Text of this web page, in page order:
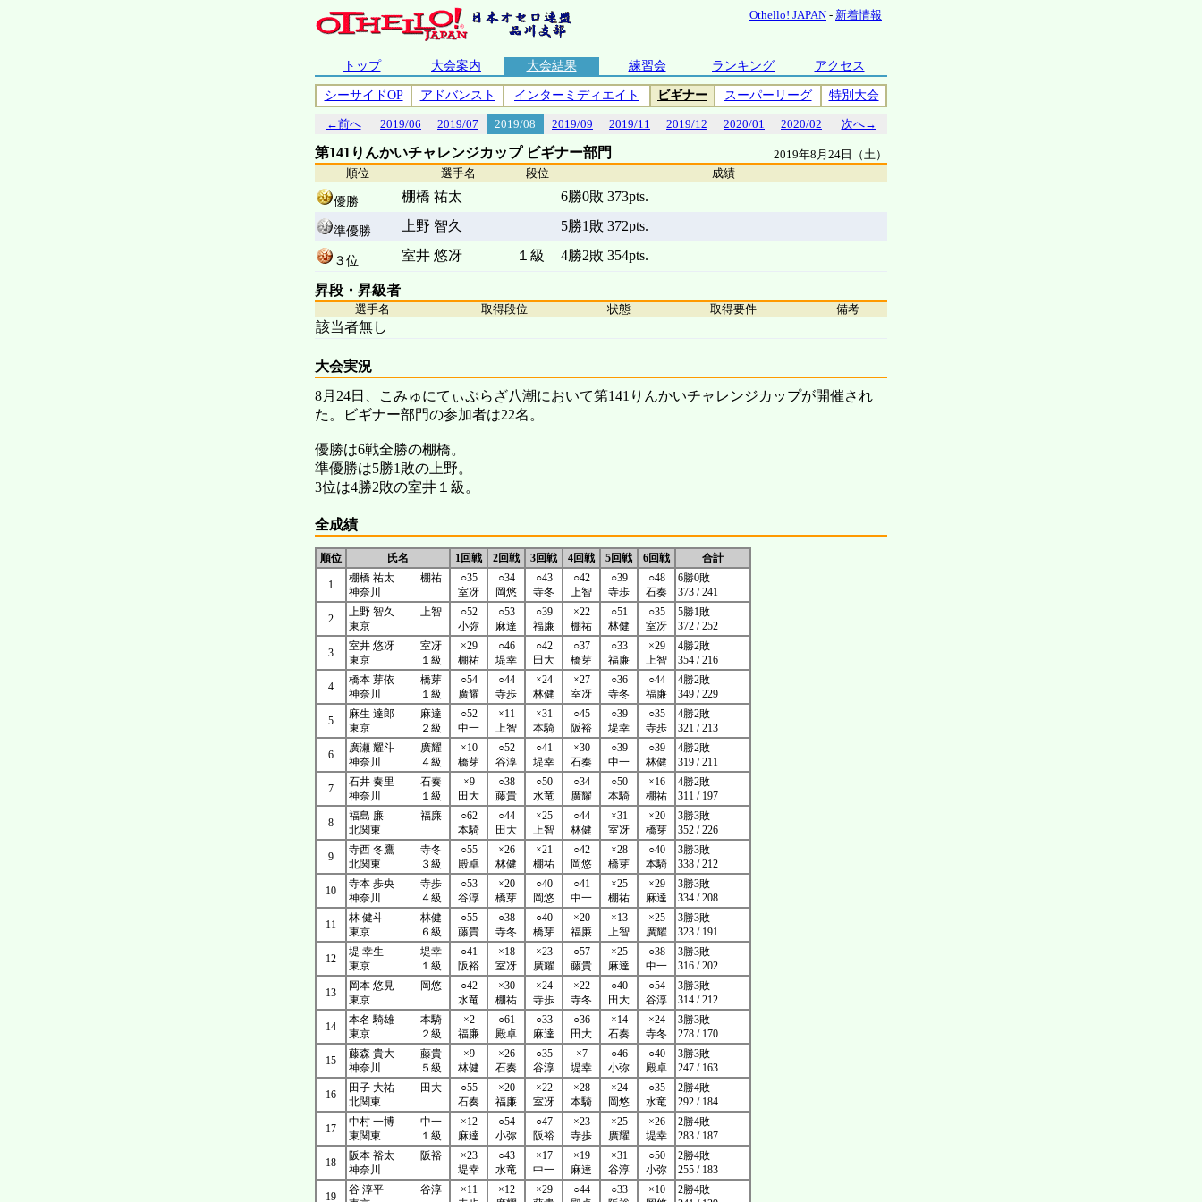
Othello! JAPAN - 新着情報
トップ 大会案内 大会結果 練習会 ランキング アクセス
シーサイドOP アドバンスト インターミディエイト ビギナー スーパーリーグ 特別大会
←前へ 2019/06 2019/07 2019/08 2019/09 2019/11 2019/12 2020/01 2020/02 次へ→
2019年8月24日（土）
第141りんかいチャレンジカップ ビギナー部門
順位 選手名 段位 成績
優勝 棚橋 祐太 6勝0敗 373pts.
準優勝 上野 智久 5勝1敗 372pts.
３位 室井 悠冴 １級 4勝2敗 354pts.
昇段・昇級者
選手名 取得段位 状態 取得要件 備考
該当者無し
大会実況
8月24日、こみゅにてぃぷらざ八潮において第141りんかいチャレンジカップが開催され
た。ビギナー部門の参加者は22名。
優勝は6戦全勝の棚橋。
準優勝は5勝1敗の上野。
3位は4勝2敗の室井１級。
全成績
順位 氏名 1回戦 2回戦 3回戦 4回戦 5回戦 6回戦 合計
1
棚橋 祐太
神奈川
棚祐
○35
室冴
○34
岡悠
○43
寺冬
○42
上智
○39
寺歩
○48
石奏
6勝0敗
373 / 241
2
上野 智久
東京
上智
○52
小弥
○53
麻達
○39
福廉
×22
棚祐
○51
林健
○35
室冴
5勝1敗
372 / 252
3
室井 悠冴
東京
室冴
１級
×29
棚祐
○46
堤幸
○42
田大
○37
橋芽
○33
福廉
×29
上智
4勝2敗
354 / 216
4
橋本 芽依
神奈川
橋芽
１級
○54
廣耀
○44
寺歩
×24
林健
×27
室冴
○36
寺冬
○44
福廉
4勝2敗
349 / 229
5
麻生 達郎
東京
麻達
２級
○52
中一
×11
上智
×31
本騎
○45
阪裕
○39
堤幸
○35
寺歩
4勝2敗
321 / 213
6
廣瀬 耀斗
神奈川
廣耀
４級
×10
橋芽
○52
谷淳
○41
堤幸
×30
石奏
○39
中一
○39
林健
4勝2敗
319 / 211
7
石井 奏里
神奈川
石奏
１級
×9
田大
○38
藤貴
○50
水竜
○34
廣耀
○50
本騎
×16
棚祐
4勝2敗
311 / 197
8
福島 廉
北関東
福廉
○62
本騎
○44
田大
×25
上智
○44
林健
×31
室冴
×20
橋芽
3勝3敗
352 / 226
9
寺西 冬鷹
北関東
寺冬
３級
○55
殿卓
×26
林健
×21
棚祐
○42
岡悠
×28
橋芽
○40
本騎
3勝3敗
338 / 212
10
寺本 歩央
神奈川
寺歩
４級
○53
谷淳
×20
橋芽
○40
岡悠
○41
中一
×25
棚祐
×29
麻達
3勝3敗
334 / 208
11
林 健斗
東京
林健
６級
○55
藤貴
○38
寺冬
○40
橋芽
×20
福廉
×13
上智
×25
廣耀
3勝3敗
323 / 191
12
堤 幸生
東京
堤幸
１級
○41
阪裕
×18
室冴
×23
廣耀
○57
藤貴
×25
麻達
○38
中一
3勝3敗
316 / 202
13
岡本 悠見
東京
岡悠
○42
水竜
×30
棚祐
×24
寺歩
×22
寺冬
○40
田大
○54
谷淳
3勝3敗
314 / 212
14
本名 騎雄
東京
本騎
２級
×2
福廉
○61
殿卓
○33
麻達
○36
田大
×14
石奏
×24
寺冬
3勝3敗
278 / 170
15
藤森 貴大
神奈川
藤貴
５級
×9
林健
×26
石奏
○35
谷淳
×7
堤幸
○46
小弥
○40
殿卓
3勝3敗
247 / 163
16
田子 大祐
北関東
田大
○55
石奏
×20
福廉
×22
室冴
×28
本騎
×24
岡悠
○35
水竜
2勝4敗
292 / 184
17
中村 一博
東関東
中一
１級
×12
麻達
○54
小弥
○47
阪裕
×23
寺歩
×25
廣耀
×26
堤幸
2勝4敗
283 / 187
18
阪本 裕太
神奈川
阪裕
×23
堤幸
○43
水竜
×17
中一
×19
麻達
×31
谷淳
○50
小弥
2勝4敗
255 / 183
19
谷 淳平
谷淳
×11
×12
×29
○44
○33
×10
2勝4敗